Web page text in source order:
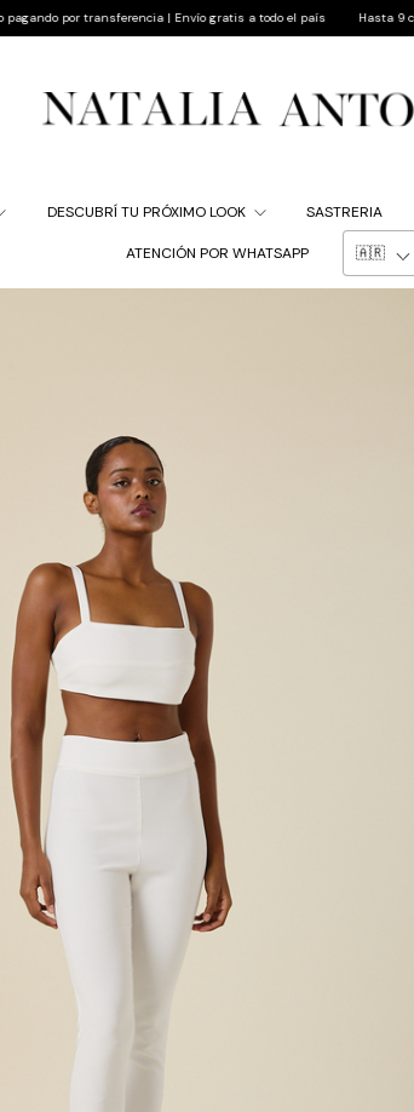
| Envío gratis a todo el país Hasta 9 cuotas sin
DESCUBRÍ TU PRÓXIMO LOOK SASTRERIA
ATENCIÓN POR WHATSAPP